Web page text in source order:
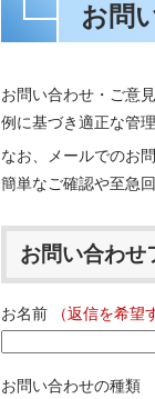
お問
お問い合わせ・ご意
例に基づき適正な管
なお、メールでのお
簡単なご確認や至急
お問い合わせ
お名前 （返信を希望
お問い合わせの種類